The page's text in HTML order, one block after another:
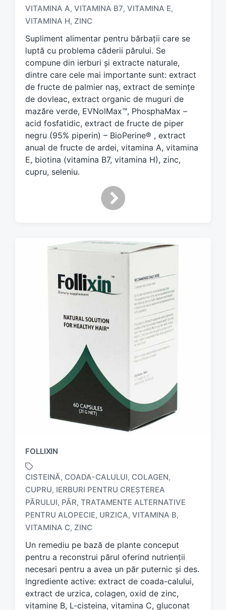
a
g
e
d
w
h
VITAMINA A, VITAMINA B7, VITAMINA E,
VITAMINA H, ZINC
Supliment alimentar pentru bărbații care se
luptă cu problema căderii părului. Se
compune din ierburi și extracte naturale,
dintre care cele mai importante sunt: extract
de fructe de palmier naș, extract de semințe
de dovleac, extract organic de muguri de
mazăre verde, EVNolMax™, PhosphaMax –
acid fosfatidic, extract de fructe de piper
negru (95% piperin) – BioPerine® , extract
anual de fructe de ardei, vitamina A, vitamina
E, biotina (vitamina B7, vitamina H), zinc,
cupru, seleniu.
FOLLIXIN
T
a
g
e
d
w
i
h
CISTEINĂ, COADA-CALULUI, COLAGEN,
CUPRU, IERBURI PENTRU CREȘTEREA
PĂRULUI, PĂR, TRATAMENTE ALTERNATIVE
PENTRU ALOPECIE, URZICA, VITAMINA B,
VITAMINA C, ZINC
Un remediu pe bază de plante conceput
pentru a reconstrui părul oferind nutrienții
necesari pentru a avea un păr puternic și des.
Ingrediente active: extract de coada-calului,
extract de urzica, colagen, oxid de zinc,
vitamine B, L-cisteina, vitamina C, gluconat